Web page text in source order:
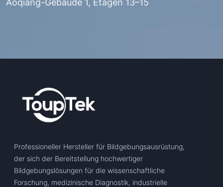
Aoqiang-Gebäude 1, Etagen 13–15
Professioneller Hersteller für Bildgebungsausrüstung,
der sich der Bereitstellung hochwertiger
Bildgebungslösungen für die wissenschaftliche
Forschung, medizinische Diagnostik, industrielle